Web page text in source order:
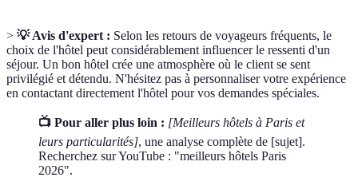
> 💡 Avis d'expert : Selon les retours de voyageurs fréquents, le
choix de l'hôtel peut considérablement influencer le ressenti d'un
séjour. Un bon hôtel crée une atmosphère où le client se sent
privilégié et détendu. N'hésitez pas à personnaliser votre expérience
en contactant directement l'hôtel pour vos demandes spéciales.
📺 Pour aller plus loin : [Meilleurs hôtels à Paris et
leurs particularités], une analyse complète de [sujet].
Recherchez sur YouTube : "meilleurs hôtels Paris
2026".